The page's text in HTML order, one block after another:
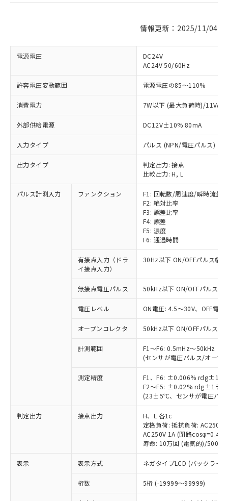
情報更新：2025/11/04
電源電圧
DC24V
AC24V 50/60Hz
許容電圧変動範囲 電源電圧の85～110%
消費電力 7W以下 (最大負荷時)/11VA
外部供給電源 DC12V±10% 80mA
入力タイプ パルス (NPN/電圧パルス)
出力タイプ
判定出力: 接点
比較出力: H, L
パルス計測入力 ファンクション
F1: 回転数/周速度/瞬時流量
F2: 絶対比率
F3: 誤差比率
F4: 誤差
F5: 濃度
F6: 通過時間
有接点入力（ドラ
イ接点入力）
30Hz以下 ON/OFFパルス幅
無接点電圧パルス 50kHz以下 ON/OFFパルス幅
電圧レベル ON電圧: 4.5～30V、OFF電
オープンコレクタ 50kHz以下 ON/OFFパルス幅
計測範囲
F1～F6: 0.5mHz～50kHz
(センサが電圧パルス/オープ
測定精度
F1、F6: ±0.006% rdg±1デ
F2～F5: ±0.02% rdg±1ディ
(23±5℃、センサが電圧パル
判定出力 接点出力
H、L 各1c
定格負荷: 抵抗負荷:
AC250V 1A (閉路cosφ=0.4)/
寿命: 10万回 (電気的)/500万
表示 表示方式 ネガタイプLCD (バックライ
桁数 5桁 (-19999～99999)
ご利用ください。
本サービスは、当社制御機器事業取扱
商品の当社在庫状況および標準価格
対応済み：EU RoHS指令（10物質）の
非含有に対応した製品が提供可能な商品で
対応予定：EU RoHS指令（10物質）の非含
有に対応した製品に切り替える予定のある
対応予定なし：EU RoHS指令（10物質）の
非含有に非対応の商品で、対応品を出す予
調査・確認中：EU RoHS指令（10物質）の
非含有の対応状況を調査中または確認中の